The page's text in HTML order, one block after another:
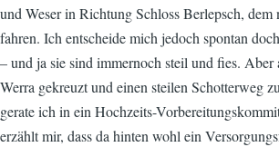
und Weser in Richtung Schloss Berlepsch, dem
fahren. Ich entscheide mich jedoch spontan
– und ja sie sind immernoch steil und fies. Aber
Werra gekreuzt und einen steilen Schotterweg
gerate ich in ein Hochzeits-
erzählt mir, dass da hinten wohl ein